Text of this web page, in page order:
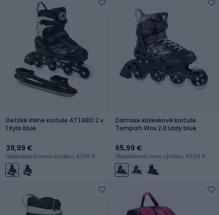
Detské inline korčule ATTABO 2 v
1 Kylo blue
39,99 €
Odporúčaná cena výrobcu: 67,99 €
Dámske kolieskové korčule
Tempish Wox 2.0 Lady blue
65,99 €
Odporúčaná cena výrobcu: 92,99 €